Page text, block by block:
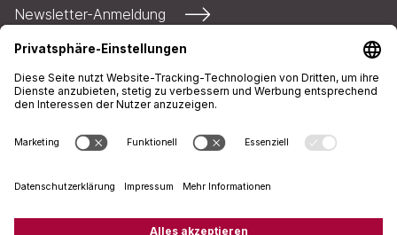
Newsletter-Anmeldung
Kontakt
AGB
Datenschutz